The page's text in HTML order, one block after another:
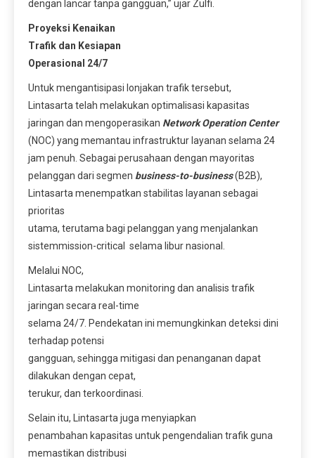
dengan lancar tanpa gangguan,” ujar Zulfi.
Proyeksi Kenaikan
Trafik dan Kesiapan
Operasional 24/7
Untuk mengantisipasi lonjakan trafik tersebut,
Lintasarta telah melakukan optimalisasi kapasitas
jaringan dan mengoperasikan Network Operation Center
(NOC) yang memantau infrastruktur layanan selama 24
jam penuh. Sebagai perusahaan dengan mayoritas
pelanggan dari segmen business-to-business(B2B),
Lintasarta menempatkan stabilitas layanan sebagai
prioritas
utama, terutama bagi pelanggan yang menjalankan
sistemmission-critical selama libur nasional.
Melalui NOC,
Lintasarta melakukan monitoring dan analisis trafik
jaringan secara real-time
selama 24/7. Pendekatan ini memungkinkan deteksi dini
terhadap potensi
gangguan, sehingga mitigasi dan penanganan dapat
dilakukan dengan cepat,
terukur, dan terkoordinasi.
Selain itu, Lintasarta juga menyiapkan
penambahan kapasitas untuk pengendalian trafik guna
memastikan distribusi